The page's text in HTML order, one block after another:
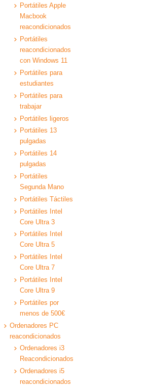
Portátiles Apple
Macbook
reacondicionados
Portátiles
reacondicionados
con Windows 11
Portátiles para
estudiantes
Portátiles para
trabajar
Portátiles ligeros
Portátiles 13
pulgadas
Portátiles 14
pulgadas
Portátiles
Segunda Mano
Portátiles Táctiles
Portátiles Intel
Core Ultra 3
Portátiles Intel
Core Ultra 5
Portátiles Intel
Core Ultra 7
Portátiles Intel
Core Ultra 9
Portátiles por
menos de 500€
Ordenadores PC
reacondicionados
Ordenadores i3
Reacondicionados
Ordenadores i5
reacondicionados